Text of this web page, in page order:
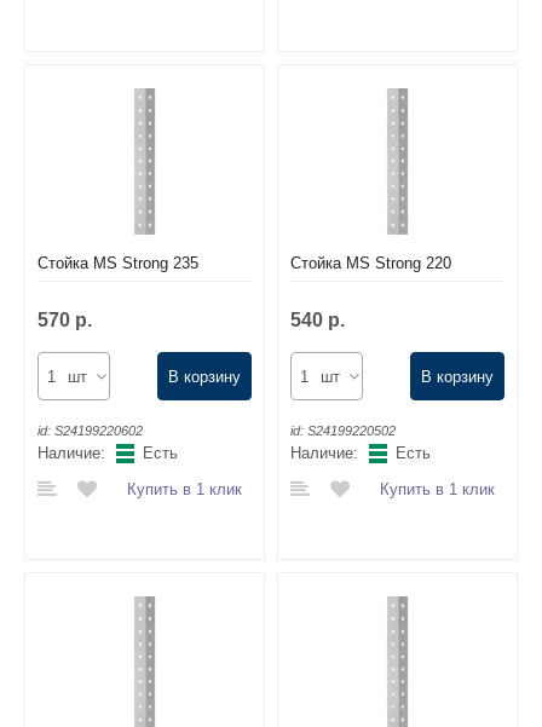
Стойка MS Strong 235
570 р.
шт В корзину
id: S24199220602
Наличие:
Есть
Купить в 1 клик
Стойка MS Strong 220
540 р.
шт В корзину
id: S24199220502
Наличие:
Есть
Купить в 1 клик